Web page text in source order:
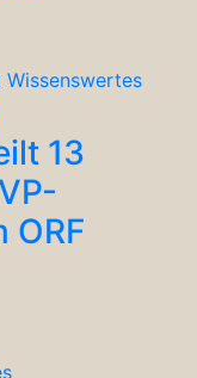
Wissenswertes
13
ORF